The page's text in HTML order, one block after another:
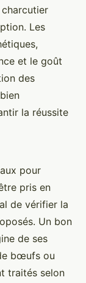
Les
et le goût
des
la réussite
pour
pris en
de vérifier la
Un bon
de ses
bœufs ou
traités selon